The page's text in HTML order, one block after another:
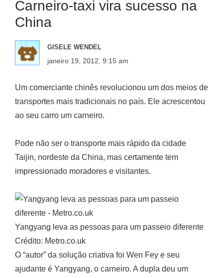
Carneiro-taxi vira sucesso na
China
GISELE WENDEL
janeiro 19, 2012, 9:15 am
Um comerciante chinês revolucionou um dos meios de
transportes mais tradicionais no país. Ele acrescentou
ao seu carro um carneiro.
Pode não ser o transporte mais rápido da cidade
Taijin, nordeste da China, mas certamente tem
impressionado moradores e visitantes.
Yangyang leva as pessoas para um passeio diferente
Crédito: Metro.co.uk
O “autor” da solução criativa foi Wen Fey e seu
ajudante é Yangyang, o carneiro. A dupla deu um